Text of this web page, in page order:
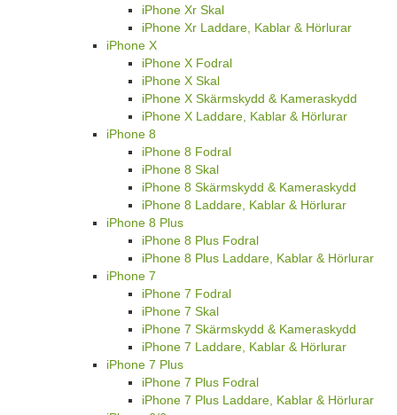
iPhone Xr Skal
iPhone Xr Laddare, Kablar & Hörlurar
iPhone X
iPhone X Fodral
iPhone X Skal
iPhone X Skärmskydd & Kameraskydd
iPhone X Laddare, Kablar & Hörlurar
iPhone 8
iPhone 8 Fodral
iPhone 8 Skal
iPhone 8 Skärmskydd & Kameraskydd
iPhone 8 Laddare, Kablar & Hörlurar
iPhone 8 Plus
iPhone 8 Plus Fodral
iPhone 8 Plus Laddare, Kablar & Hörlurar
iPhone 7
iPhone 7 Fodral
iPhone 7 Skal
iPhone 7 Skärmskydd & Kameraskydd
iPhone 7 Laddare, Kablar & Hörlurar
iPhone 7 Plus
iPhone 7 Plus Fodral
iPhone 7 Plus Laddare, Kablar & Hörlurar